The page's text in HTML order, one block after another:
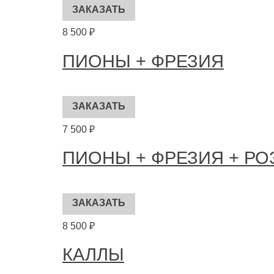
8 500 ₽
ПИОНЫ + ФРЕЗИЯ
7 500 ₽
ПИОНЫ + ФРЕЗИЯ +
8 500 ₽
КАЛЛЫ